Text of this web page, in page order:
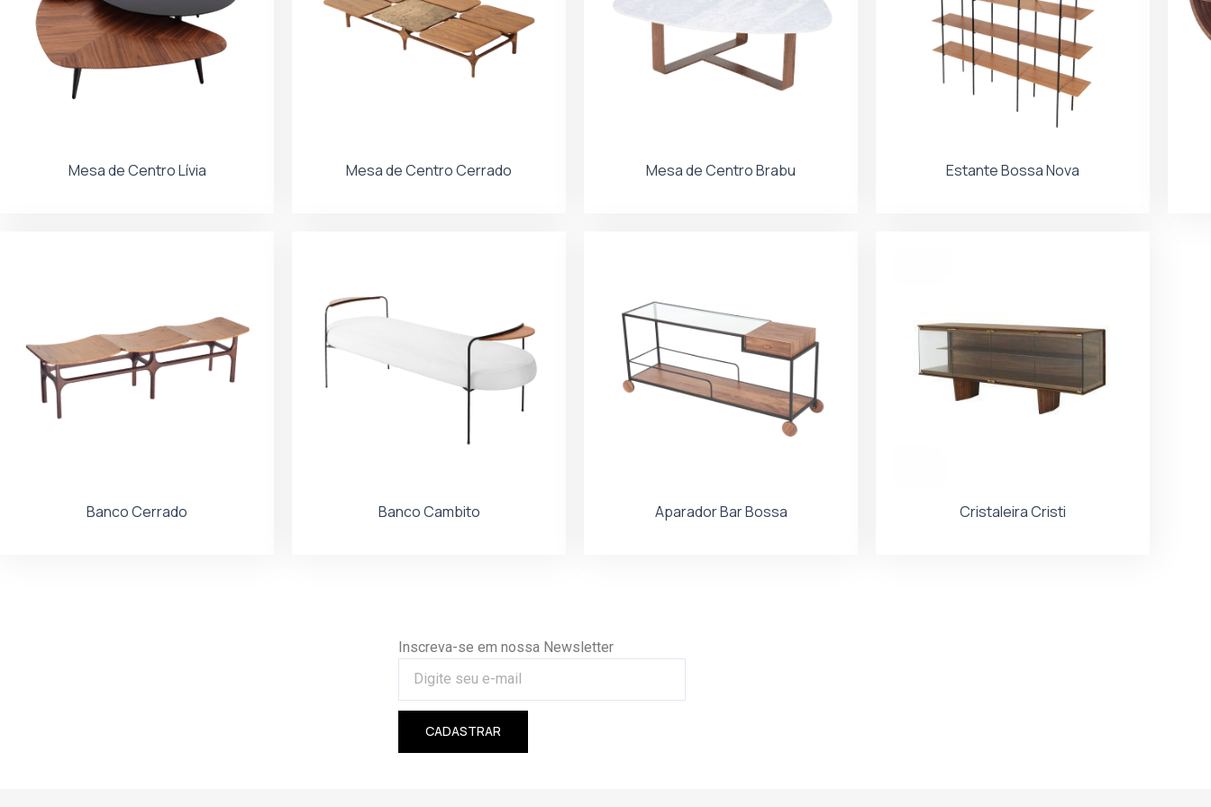
Mesa de Centro Lívia Mesa de Centro Cerrado Mesa de Centro Brabu Estante Bossa Nova
Banco Cerrado Banco Cambito Aparador Bar Bossa Cristaleira Cristi
Inscreva-se em nossa Newsletter
CADASTRAR